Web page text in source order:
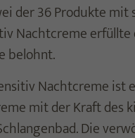
der 36 Produkte
Nachtcreme
belohnt.
Nachtcreme
mit der Kraft des
Die